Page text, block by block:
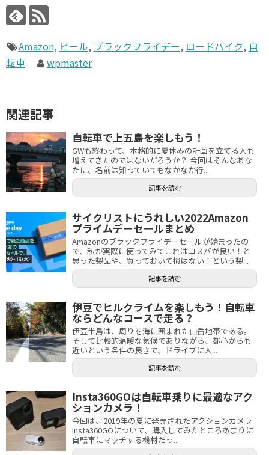
Amazon, ビール, ブラックフライデー, ロードバイク, 自
転車
wpmaster
関連記事
自転車で上五島を楽しもう！
GWも終わって、本格的に夏休みの計画を立てる人も
増えてきたのではないだろうか？ 今回はそんなあな
たに、名前は知っていてもなかなか行...
記事を読む
サイクリストにうれしい2022Amazon
プライムデーセールまとめ
Amazonのブラックフライデーセールが始まったの
で、私が実際に使ってみてこれはコスパが良い！と
思った製品や、買っておいて損はない！という製...
記事を読む
伊豆でヒルクライムを楽しもう！自転車
ならどんなコースで走る？
伊豆半島は、周りを海に囲まれた山岳地帯である。
そして比較的温暖な気候でありながら、都心からも
近いという条件の良さで、ドライブに人...
記事を読む
Insta360GOは自転車乗りに最適なアク
ションカメラ！
今回は、2019年の夏に発売されたアクションカメラ
Insta360GOについて、購入してみたところあまりに
自転車にマッチする機材だっ...